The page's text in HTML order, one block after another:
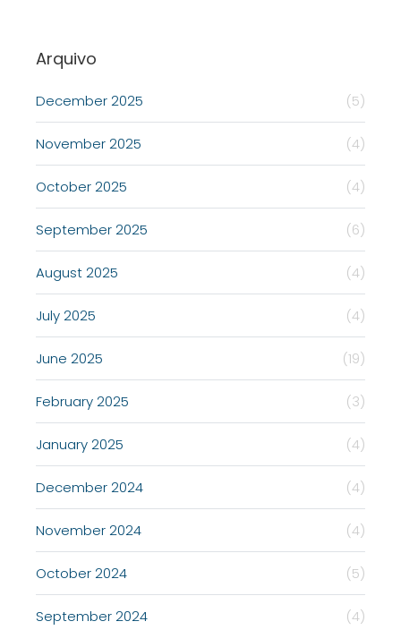
Arquivo
December 2025 (5)
November 2025 (4)
October 2025 (4)
September 2025 (6)
August 2025 (4)
July 2025 (4)
June 2025 (19)
February 2025 (3)
January 2025 (4)
December 2024 (4)
November 2024 (4)
October 2024 (5)
September 2024 (4)